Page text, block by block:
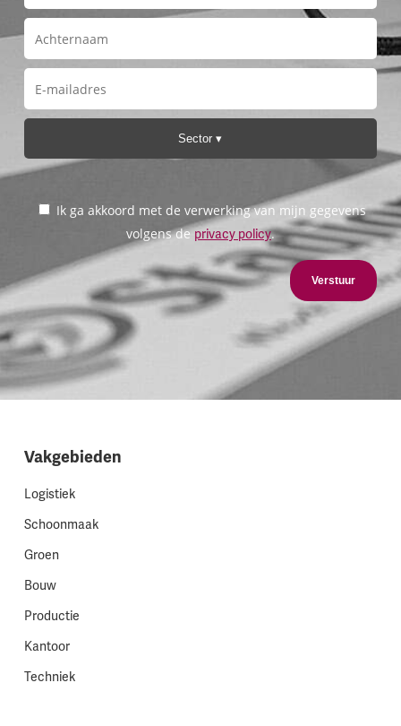
Sector
Ik ga akkoord met de verwerking van mijn gegevens
volgens deprivacy policy.
Verstuur
Vakgebieden
Logistiek
Schoonmaak
Groen
Bouw
Productie
Kantoor
Techniek